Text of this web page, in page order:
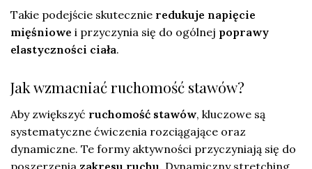
Takie podejście skutecznie redukuje napięcie
mięśniowe i przyczynia się do ogólnej poprawy
elastyczności ciała.
Jak wzmacniać ruchomość stawów?
Aby zwiększyć ruchomość stawów, kluczowe są
systematyczne ćwiczenia rozciągające oraz
dynamiczne. Te formy aktywności przyczyniają się do
poszerzenia zakresu ruchu. Dynamiczny stretching